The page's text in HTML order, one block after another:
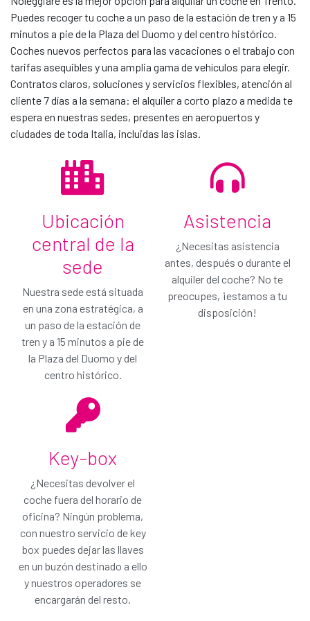
¡Pasa a Gold!
Solo € / día
Has seleccionado nuestro plan de cobertura
mínima: elimina por completo la responsabilidad
por daños con Gold Protection. Este plan también
cubre ruedas y cristales.
¡Alquila sin preocupaciones!
Añade el plan GOLD y continúa
Contacta con nosotros
Puedes recoger tu coche a un paso de la estación de tren y a 15
minutos a pie de la Plaza del Duomo y del centro histórico.
Coches nuevos perfectos para las vacaciones o el trabajo con
tarifas asequibles y una amplia gama de vehículos para elegir.
Contratos claros, soluciones y servicios flexibles, atención al
cliente 7 días a la semana: el alquiler a corto plazo a medida te
espera en nuestras sedes, presentes en aeropuertos y
ciudades de toda Italia, incluidas las islas.
Ubicación
central de la
sede
Nuestra sede está situada
en una zona estratégica, a
un paso de la estación de
tren y a 15 minutos a pie de
la Plaza del Duomo y del
centro histórico.
Asistencia
¿Necesitas asistencia
antes, después o durante el
alquiler del coche? No te
preocupes, ¡estamos a tu
disposición!
Key-box
¿Necesitas devolver el
coche fuera del horario de
oficina? Ningún problema,
con nuestro servicio de key
box puedes dejar las llaves
en un buzón destinado a ello
y nuestros operadores se
encargarán del resto.